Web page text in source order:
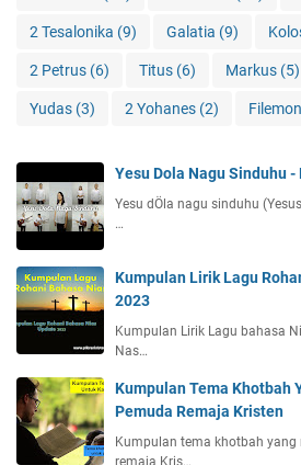
2 Tesalonika (9) Galatia (9)
2 Petrus (6) Titus (6) Markus (5)
Yudas (3) 2 Yohanes (2) Filemon
Yesu Dola Nagu Sinduhu -
Yesu dÖla nagu sinduhu
…
Kumpulan Lirik Lagu
2023
Kumpulan Lirik Lagu bahasa
Nas…
Kumpulan Tema Khotbah
Pemuda Remaja Kristen
Kumpulan tema khotbah